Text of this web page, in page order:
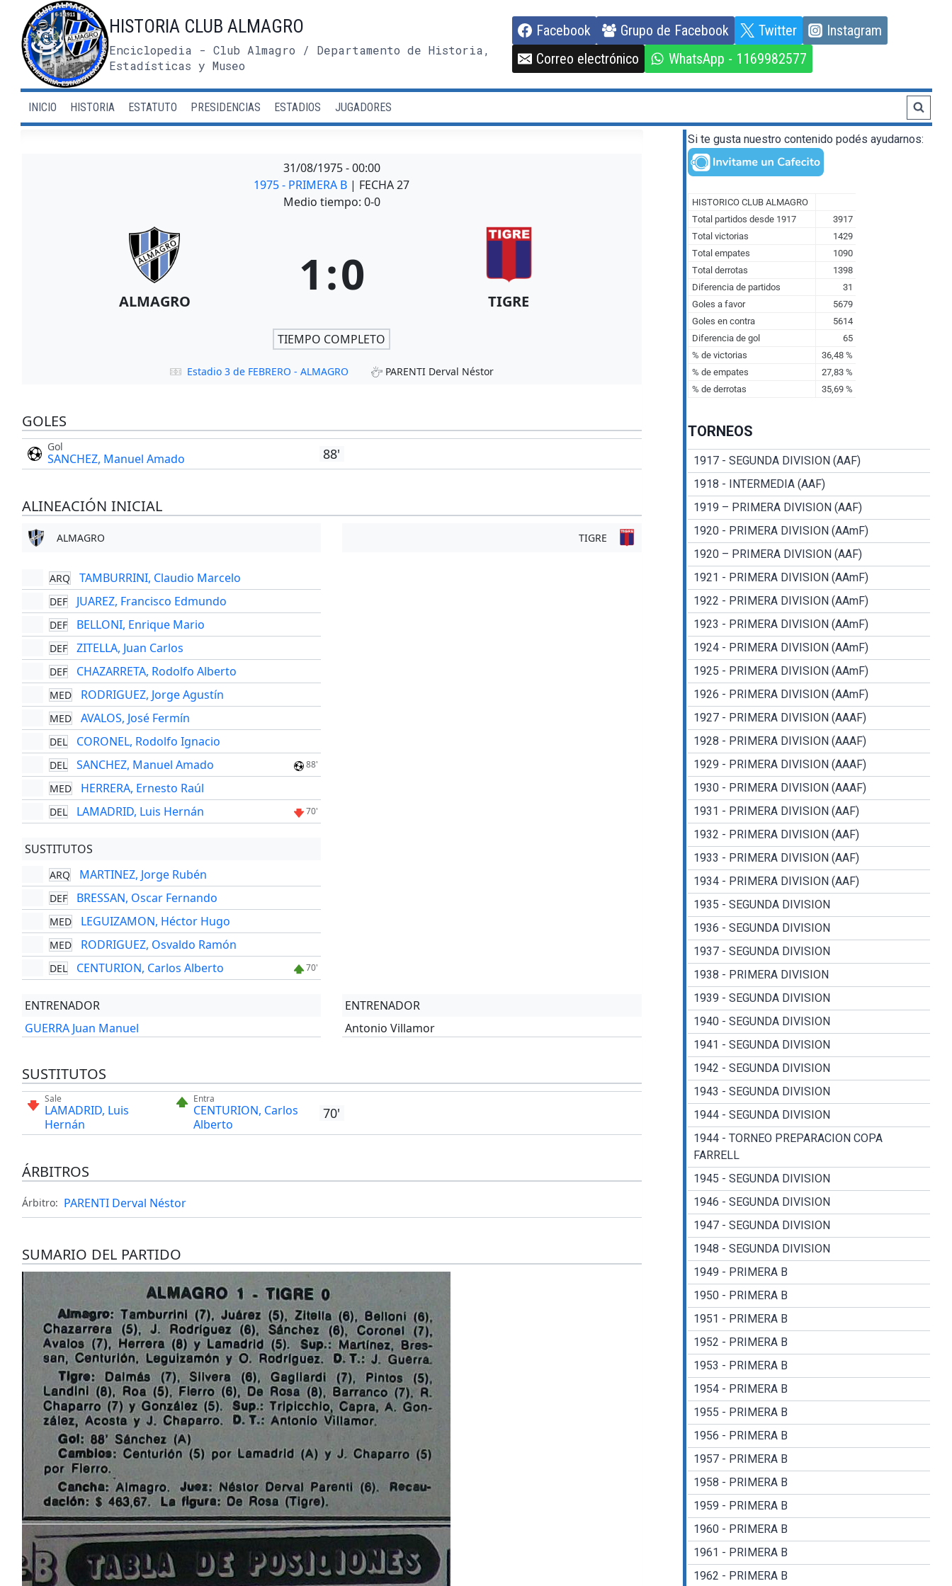
contenido
HISTORIA CLUB ALMAGRO
Enciclopedia - Club Almagro / Departamento de Historia,
Estadísticas y Museo
Facebook Grupo de Facebook Twitter
Instagram
Correo electrónico
WhatsApp - 1169982577
INICIO HISTORIA ESTATUTO PRESIDENCIAS ESTADIOS JUGADORES
31/08/1975-00:00
1975 - PRIMERA B | FECHA 27
Medio tiempo: 0-0
ALMAGRO 1:0 TIGRE
TIEMPO COMPLETO
Estadio 3 de FEBRERO - ALMAGRO PARENTI Derval Néstor
GOLES
Gol
SANCHEZ, Manuel Amado 88'
ALINEACIÓN INICIAL
ALMAGRO
ARQ TAMBURRINI, Claudio Marcelo
DEF JUAREZ, Francisco Edmundo
DEF BELLONI, Enrique Mario
DEF ZITELLA, Juan Carlos
DEF CHAZARRETA, Rodolfo Alberto
MED RODRIGUEZ, Jorge Agustín
MED AVALOS, José Fermín
DEL CORONEL, Rodolfo Ignacio
DEL SANCHEZ, Manuel Amado 88'
MED HERRERA, Ernesto Raúl
DEL LAMADRID, Luis Hernán 70'
SUSTITUTOS
ARQ MARTINEZ, Jorge Rubén
DEF BRESSAN, Oscar Fernando
MED LEGUIZAMON, Héctor Hugo
MED RODRIGUEZ, Osvaldo Ramón
DEL CENTURION, Carlos Alberto 70'
ENTRENADOR
GUERRA Juan Manuel
TIGRE
ENTRENADOR
Antonio Villamor
SUSTITUTOS
Sale
LAMADRID, Luis
Hernán
Entra
CENTURION, Carlos
Alberto
70'
ÁRBITROS
Árbitro: PARENTI Derval Néstor
SUMARIO DEL PARTIDO
Si te gusta nuestro contenido podés ayudarnos:
TORNEOS
1917 - SEGUNDA DIVISION (AAF)
1918 - INTERMEDIA (AAF)
1919 – PRIMERA DIVISION (AAF)
1920 - PRIMERA DIVISION (AAmF)
1920 – PRIMERA DIVISION (AAF)
1921 - PRIMERA DIVISION (AAmF)
1922 - PRIMERA DIVISION (AAmF)
1923 - PRIMERA DIVISION (AAmF)
1924 - PRIMERA DIVISION (AAmF)
1925 - PRIMERA DIVISION (AAmF)
1926 - PRIMERA DIVISION (AAmF)
1927 - PRIMERA DIVISION (AAAF)
1928 - PRIMERA DIVISION (AAAF)
1929 - PRIMERA DIVISION (AAAF)
1930 - PRIMERA DIVISION (AAAF)
1931 - PRIMERA DIVISION (AAF)
1932 - PRIMERA DIVISION (AAF)
1933 - PRIMERA DIVISION (AAF)
1934 - PRIMERA DIVISION (AAF)
1935 - SEGUNDA DIVISION
1936 - SEGUNDA DIVISION
1937 - SEGUNDA DIVISION
1938 - PRIMERA DIVISION
1939 - SEGUNDA DIVISION
1940 - SEGUNDA DIVISION
1941 - SEGUNDA DIVISION
1942 - SEGUNDA DIVISION
1943 - SEGUNDA DIVISION
1944 - SEGUNDA DIVISION
1944 - TORNEO PREPARACION COPA
FARRELL
1945 - SEGUNDA DIVISION
1946 - SEGUNDA DIVISION
1947 - SEGUNDA DIVISION
1948 - SEGUNDA DIVISION
1949 - PRIMERA B
1950 - PRIMERA B
1951 - PRIMERA B
1952 - PRIMERA B
1953 - PRIMERA B
1954 - PRIMERA B
1955 - PRIMERA B
1956 - PRIMERA B
1957 - PRIMERA B
1958 - PRIMERA B
1959 - PRIMERA B
1960 - PRIMERA B
1961 - PRIMERA B
1962 - PRIMERA B